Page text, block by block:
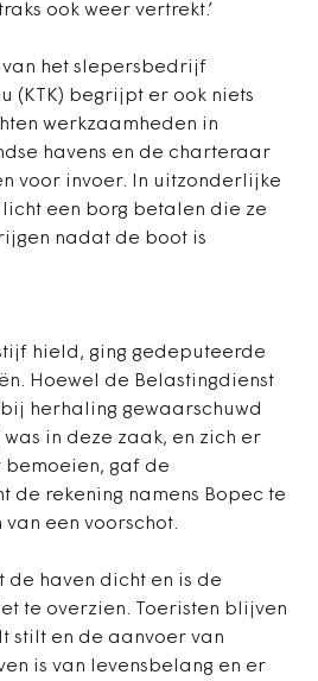
ook weer vertrekt.’
het slepersbedrijf
(KTK) begrijpt er ook niets
werkzaamheden in
havens en de charteraar
voor invoer. In uitzonderlijke
een borg betalen die ze
nadat de boot is
hield, ging gedeputeerde
Hoewel de Belastingdienst
herhaling gewaarschuwd
in deze zaak, en zich er
bemoeien, gaf de
de rekening namens Bopec te
een voorschot.
de haven dicht en is de
te overzien. Toeristen blijven
stilt en de aanvoer van
is van levensbelang en er